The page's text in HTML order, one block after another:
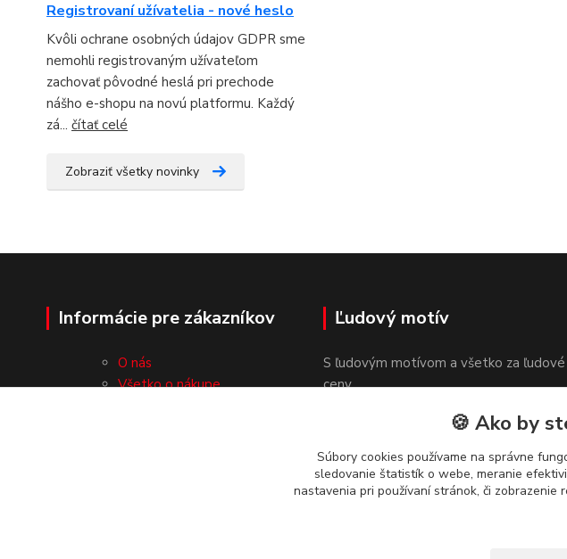
Registrovaní užívatelia - nové heslo
Kvôli ochrane osobných údajov GDPR sme
nemohli registrovaným užívateľom
zachovať pôvodné heslá pri prechode
nášho e-shopu na novú platformu. Každý
zá... čítať celé
Zobraziť všetky novinky
Informácie pre zákazníkov
O nás
Všetko o nákupe
Ľudový motív
S ľudovým motívom a všetko za ľudové
ceny.
🍪 Ako by
Súbory cookies používame na správne
sledovanie štatistík o webe, meranie
nastavenia pri používaní stránok, či zobrazenie